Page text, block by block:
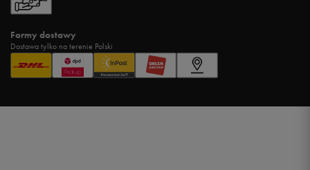
Formy dostawy
Dostawa tylko na terenie Polski